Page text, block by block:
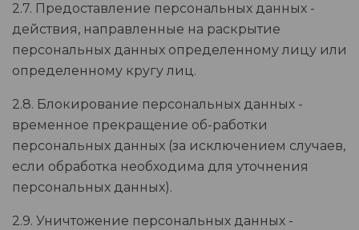
2.7. Предоставление персональных данных -
действия, направленные на раскрытие
персональных данных определенному лицу или
определенному кругу лиц.
2.8. Блокирование персональных данных -
временное прекращение об-работки
персональных данных (за исключением случаев,
если обработка необходима для уточнения
персональных данных).
2.9. Уничтожение персональных данных -